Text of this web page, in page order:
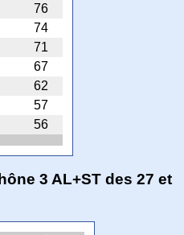
76
74
71
67
62
57
56
3 AL+ST des 27 et